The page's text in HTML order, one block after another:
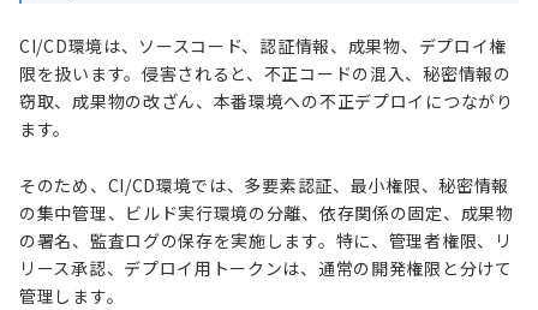
CI/CD環境は、ソースコード、認証情報、成果物、デプロイ権
限を扱います。侵害されると、不正コードの混入、秘密情報の
窃取、成果物の改ざん、本番環境への不正デプロイにつながり
ます。
そのため、CI/CD環境では、多要素認証、最小権限、秘密情報
の集中管理、ビルド実行環境の分離、依存関係の固定、成果物
の署名、監査ログの保存を実施します。特に、管理者権限、リ
リース承認、デプロイ用トークンは、通常の開発権限と分けて
管理します。